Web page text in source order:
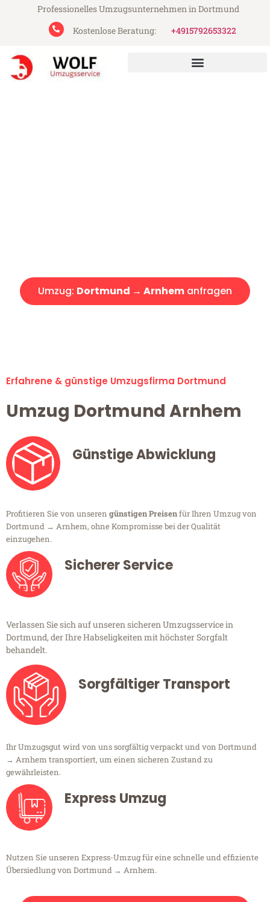
Professionelles Umzugsunternehmen in Dortmund
Kostenlose Beratung:
+4915792653322
Umzug: Dortmund → Arnhem anfragen
Erfahrene & günstige Umzugsfirma Dortmund
Umzug Dortmund Arnhem
Günstige Abwicklung
Profitieren Sie von unseren günstigen Preisenfür Ihren Umzug von
Dortmund → Arnhem, ohne Kompromisse bei der Qualität
einzugehen.
Sicherer Service
Verlassen Sie sich auf unseren sicheren Umzugsservice in
Dortmund, der Ihre Habseligkeiten mit höchster Sorgfalt
behandelt.
Sorgfältiger Transport
Ihr Umzugsgut wird von uns sorgfältig verpackt und von Dortmund
→ Arnhem transportiert, um einen sicheren Zustand zu
gewährleisten.
Express Umzug
Nutzen Sie unseren Express-Umzug für eine schnelle und effiziente
Übersiedlung von Dortmund → Arnhem.